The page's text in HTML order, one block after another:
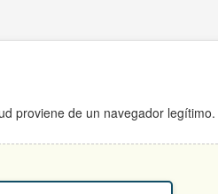
proviene de un navegador legítimo.